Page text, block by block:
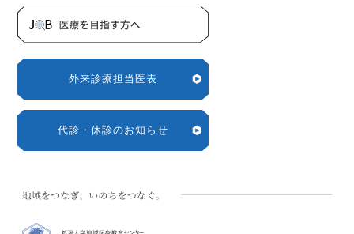
外来診療担当医表
代診・休診のお知らせ